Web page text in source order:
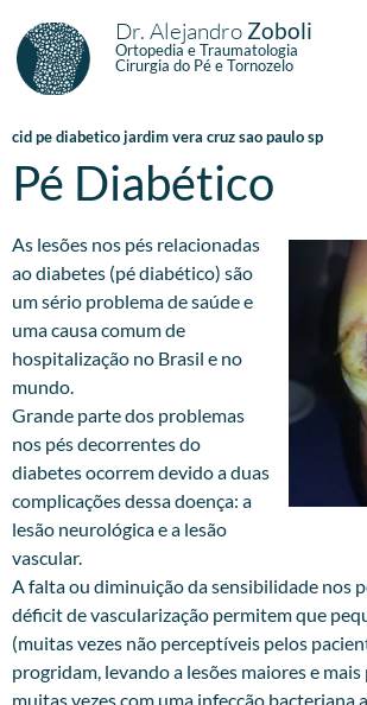
Dr. Alejandro Zoboli
Ortopedia e Traumatologia
Cirurgia do Pé e Tornozelo
cid pe diabetico jardim vera cruz sao paulo sp
Pé Diabético
As lesões nos pés relacionadas
ao diabetes (pé diabético) são
um sério problema de saúde e
uma causa comum de
hospitalização no Brasil e no
mundo.
Grande parte dos problemas
nos pés decorrentes do
diabetes ocorrem devido a duas
complicações dessa doença: a
lesão neurológica e a lesão
vascular.
A falta ou diminuição da sensibilidade nos
déficit de vascularização permitem que
(muitas vezes não perceptíveis pelos
progridam, levando a lesões maiores e
muitas vezes com uma infecção bacteriana